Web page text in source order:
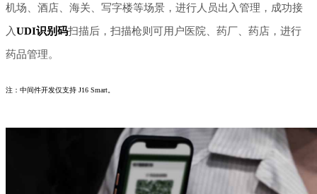
机场、酒店、海关、写字楼等场景，进行人员出入管理，成功接
入UDI识别码扫描后，扫描枪则可用户医院、药厂、药店，进行
药品管理。
注：中间件开发仅支持 J16 Smart。